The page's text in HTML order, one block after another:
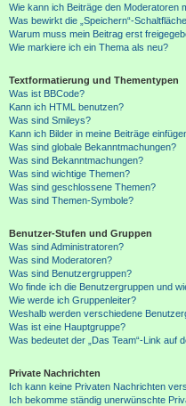
Wie kann ich Beiträge den Moderatoren
Was bewirkt die „Speichern“-
Warum muss mein Beitrag erst
Wie markiere ich ein Thema als neu?
Textformatierung und Thementypen
Was ist BBCode?
Kann ich HTML benutzen?
Was sind Smileys?
Kann ich Bilder in meine Beiträge
Was sind globale Bekanntmachungen?
Was sind Bekanntmachungen?
Was sind wichtige Themen?
Was sind geschlossene Themen?
Was sind Themen-Symbole?
Benutzer-Stufen und Gruppen
Was sind Administratoren?
Was sind Moderatoren?
Was sind Benutzergruppen?
Wo finde ich die Benutzergruppen und
Wie werde ich Gruppenleiter?
Weshalb werden verschiedene
Was ist eine Hauptgruppe?
Was bedeutet der „Das Team“-Link auf
Private Nachrichten
Ich kann keine Privaten Nachrichten
Ich bekomme ständig unerwünschte